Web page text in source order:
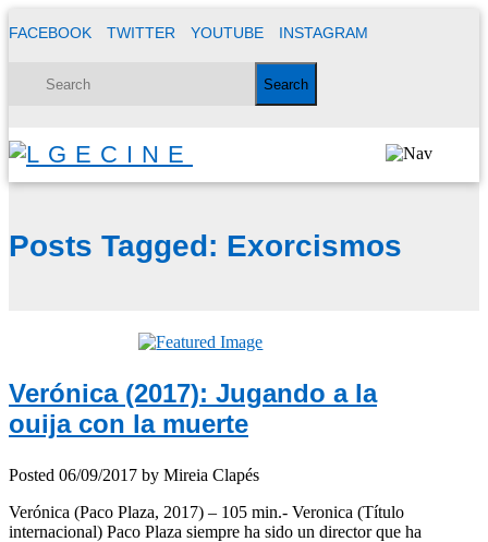
FACEBOOK TWITTER YOUTUBE INSTAGRAM
Posts Tagged: Exorcismos
Verónica (2017): Jugando a la
ouija con la muerte
Posted 06/09/2017 by Mireia Clapés
Verónica (Paco Plaza, 2017) – 105 min.- Veronica (Título
internacional) Paco Plaza siempre ha sido un director que ha